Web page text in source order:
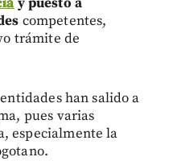
competentes,
trámite de
han salido a
pues varias
especialmente la